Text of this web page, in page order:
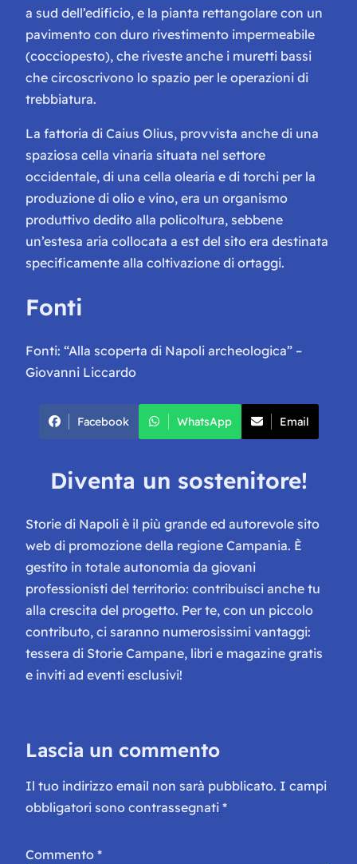
a sud dell’edificio, e la pianta rettangolare con un
pavimento con duro rivestimento impermeabile
(cocciopesto), che riveste anche i muretti bassi
che circoscrivono lo spazio per le operazioni di
trebbiatura.
La fattoria di Caius Olius, provvista anche di una
spaziosa cella vinaria situata nel settore
occidentale, di una cella olearia e di torchi per la
produzione di olio e vino, era un organismo
produttivo dedito alla policoltura, sebbene
un’estesa aria collocata a est del sito era destinata
specificamente alla coltivazione di ortaggi.
Fonti
Fonti: “Alla scoperta di Napoli archeologica” –
Giovanni Liccardo
Facebook WhatsApp Email
Diventa un sostenitore!
Storie di Napoli è il più grande ed autorevole sito
web di promozione della regione Campania. È
gestito in totale autonomia da giovani
professionisti del territorio: contribuisci anche tu
alla crescita del progetto. Per te, con un piccolo
contributo, ci saranno numerosissimi vantaggi:
tessera di Storie Campane, libri e magazine gratis
e inviti ad eventi esclusivi!
Lascia un commento
Il tuo indirizzo email non sarà pubblicato. I campi
obbligatori sono contrassegnati *
Commento *